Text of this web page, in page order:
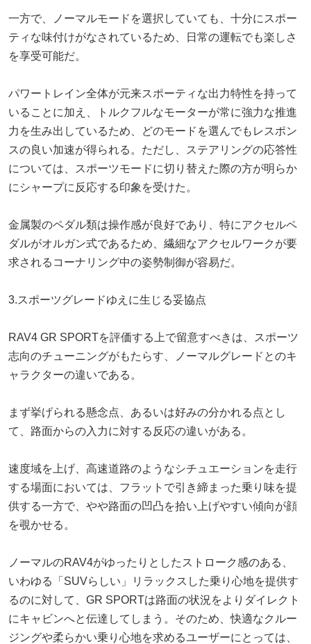
一方で、ノーマルモードを選択していても、十分にスポー
ティな味付けがなされているため、日常の運転でも楽しさ
を享受可能だ。
パワートレイン全体が元来スポーティな出力特性を持って
いることに加え、トルクフルなモーターが常に強力な推進
力を生み出しているため、どのモードを選んでもレスポン
スの良い加速が得られる。ただし、ステアリングの応答性
については、スポーツモードに切り替えた際の方が明らか
にシャープに反応する印象を受けた。
金属製のペダル類は操作感が良好であり、特にアクセルペ
ダルがオルガン式であるため、繊細なアクセルワークが要
求されるコーナリング中の姿勢制御が容易だ。
3.スポーツグレードゆえに生じる妥協点
RAV4 GR SPORTを評価する上で留意すべきは、スポーツ
志向のチューニングがもたらす、ノーマルグレードとのキ
ャラクターの違いである。
まず挙げられる懸念点、あるいは好みの分かれる点とし
て、路面からの入力に対する反応の違いがある。
速度域を上げ、高速道路のようなシチュエーションを走行
する場面においては、フラットで引き締まった乗り味を提
供する一方で、やや路面の凹凸を拾い上げやすい傾向が顔
を覗かせる。
ノーマルのRAV4がゆったりとしたストローク感のある、
いわゆる「SUVらしい」リラックスした乗り心地を提供す
るのに対して、GR SPORTは路面の状況をよりダイレクト
にキャビンへと伝達してしまう。そのため、快適なクルー
ジングや柔らかい乗り心地を求めるユーザーにとっては、